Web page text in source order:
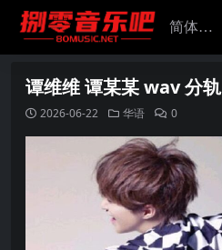
谭维维 谭某某 wav 分轨
2026-06-22 华语 0